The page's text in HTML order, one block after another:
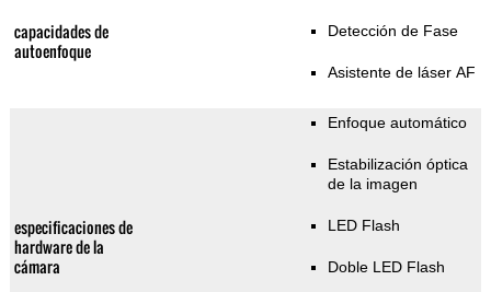
capacidades de
autoenfoque
Detección de Fase
Asistente de láser AF
especificaciones de
hardware de la
cámara
Enfoque automático
Estabilización óptica
de la imagen
LED Flash
Doble LED Flash